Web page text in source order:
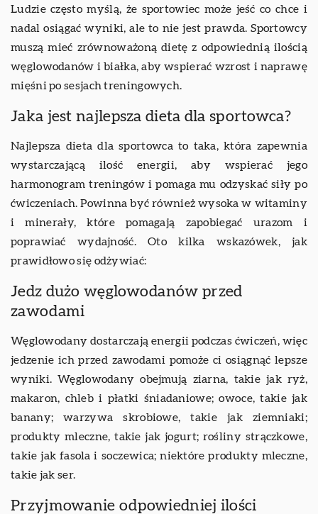
Ludzie często myślą, że sportowiec może jeść co chce i
nadal osiągać wyniki, ale to nie jest prawda. Sportowcy
muszą mieć zrównoważoną dietę z odpowiednią ilością
węglowodanów i białka, aby wspierać wzrost i naprawę
mięśni po sesjach treningowych.
Jaka jest najlepsza dieta dla sportowca?
Najlepsza dieta dla sportowca to taka, która zapewnia
wystarczającą ilość energii, aby wspierać jego
harmonogram treningów i pomaga mu odzyskać siły po
ćwiczeniach. Powinna być również wysoka w witaminy
i minerały, które pomagają zapobiegać urazom i
poprawiać wydajność. Oto kilka wskazówek, jak
prawidłowo się odżywiać:
Jedz dużo węglowodanów przed
zawodami
Węglowodany dostarczają energii podczas ćwiczeń, więc
jedzenie ich przed zawodami pomoże ci osiągnąć lepsze
wyniki. Węglowodany obejmują ziarna, takie jak ryż,
makaron, chleb i płatki śniadaniowe; owoce, takie jak
banany; warzywa skrobiowe, takie jak ziemniaki;
produkty mleczne, takie jak jogurt; rośliny strączkowe,
takie jak fasola i soczewica; niektóre produkty mleczne,
takie jak ser.
Przyjmowanie odpowiedniej ilości